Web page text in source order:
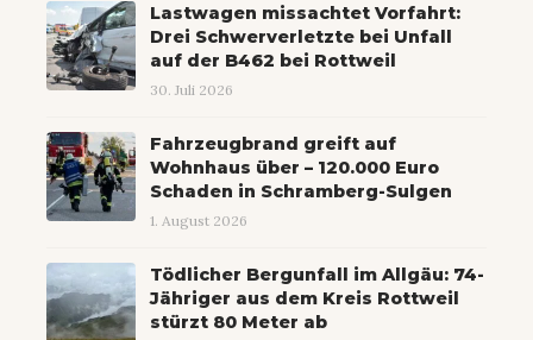
Lastwagen missachtet Vorfahrt:
Drei Schwerverletzte bei Unfall
auf der B462 bei Rottweil
30. Juli 2026
Fahrzeugbrand greift auf
Wohnhaus über – 120.000 Euro
Schaden in Schramberg-Sulgen
1. August 2026
Tödlicher Bergunfall im Allgäu: 74-
Jähriger aus dem Kreis Rottweil
stürzt 80 Meter ab